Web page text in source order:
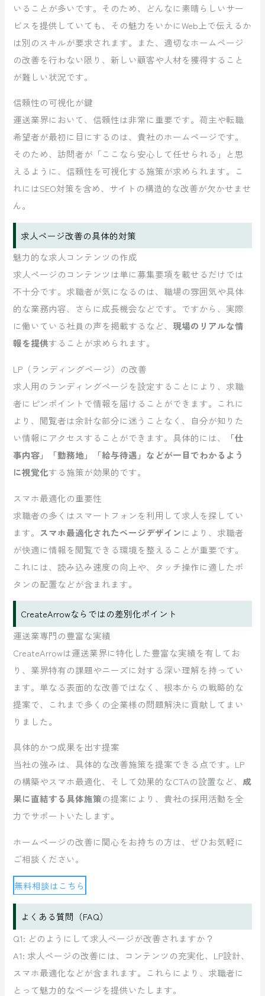
いることが多いです。そのため、どんなに素晴らしいサー
ビスを提供していても、その魅力をいかにWeb上で伝えるか
は別のスキルが要求されます。また、適切なホームページ
の改善を行わない限り、新しい顧客や人材を獲得すること
が難しい状況です。
信頼性の可視化が鍵
運送業界において、信頼性は非常に重要です。荷主や転職
希望者が最初に目にするのは、貴社のホームページです。
そのため、訪問者が「ここなら安心して任せられる」と思
えるように、信頼性を可視化する施策が求められます。こ
れにはSEO対策を含め、サイトの構造的な改善が欠かせませ
ん。
求人ページ改善の具体的対策
魅力的な求人コンテンツの作成
求人ページのコンテンツは単に募集要項を載せるだけでは
不十分です。求職者が気になるのは、職場の雰囲気や具体
的な業務内容、さらに成長機会などです。ですから、実際
に働いている社員の声を掲載するなど、 現場のリアルな情
報を提供することが求められます。
LP（ランディングページ）の改善
求人用のランディングページを設定することにより、求職
者にピンポイントで情報を届けることができます。これに
より、閲覧者は余計な部分に迷うことなく、自分が知りた
い情報にアクセスすることができます。具体的には、
「仕
事内容」「勤務地」「給与待遇」などが一目でわかるよう
に視覚化する施策が効果的です。
スマホ最適化の重要性
求職者の多くはスマートフォンを利用して求人を探してい
ます。 スマホ最適化されたページデザインにより、求職者
が快適に情報を閲覧できる環境を整えることが重要です。
これには、読み込み速度の向上や、タッチ操作に適したボ
タンの配置などが含まれます。
CreateArrowならではの差別化ポイント
運送業専門の豊富な実績
CreateArrowは運送業界に特化した豊富な実績を有してお
り、業界特有の課題やニーズに対する深い理解を持ってい
ます。単なる表面的な改善ではなく、根本からの戦略的な
提案で、これまで多くの企業様の問題解決に貢献してまい
りました。
具体的かつ成果を出す提案
当社の強みは、具体的な改善施策を提案できる点です。LP
の構築やスマホ最適化、そして効果的なCTAの設置など、成
果に直結する具体施策の提案により、貴社の採用活動を全
力でサポートいたします。
ホームページの改善に関心をお持ちの方は、ぜひお気軽に
ご相談ください。
無料相談はこちら
よくある質問（FAQ）
Q1: どのようにして求人ページが改善されますか？
A1: 求人ページの改善には、コンテンツの充実化、LP設計、
スマホ最適化などが含まれます。これらにより、求職者に
とって魅力的なページを提供いたします。